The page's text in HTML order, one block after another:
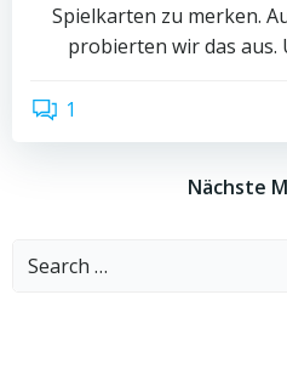
Spielkarten zu merken.
probierten wir das
1
Nächste
Search